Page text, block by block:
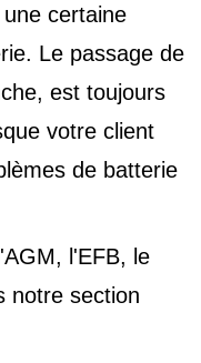
certaine
Le passage de
est toujours
votre client
de batterie
l'EFB, le
notre section